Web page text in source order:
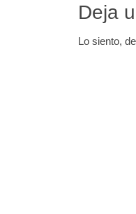
Deja
Lo siento,